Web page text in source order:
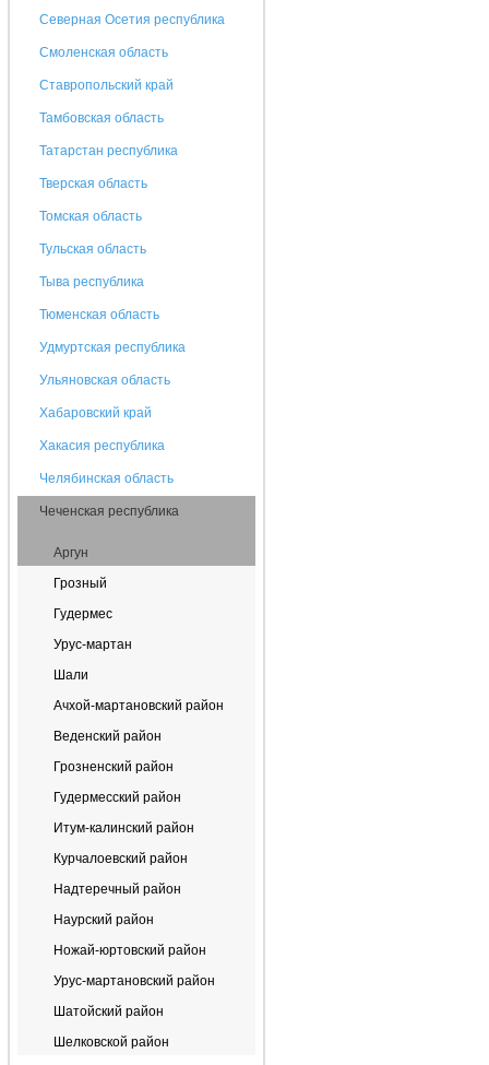
Северная Осетия республика
Смоленская область
Ставропольский край
Тамбовская область
Татарстан республика
Тверская область
Томская область
Тульская область
Тыва республика
Тюменская область
Удмуртская республика
Ульяновская область
Хабаровский край
Хакасия республика
Челябинская область
Чеченская республика
Аргун
Грозный
Гудермес
Урус-мартан
Шали
Ачхой-мартановский район
Веденский район
Грозненский район
Гудермесский район
Итум-калинский район
Курчалоевский район
Надтеречный район
Наурский район
Ножай-юртовский район
Урус-мартановский район
Шатойский район
Шелковской район